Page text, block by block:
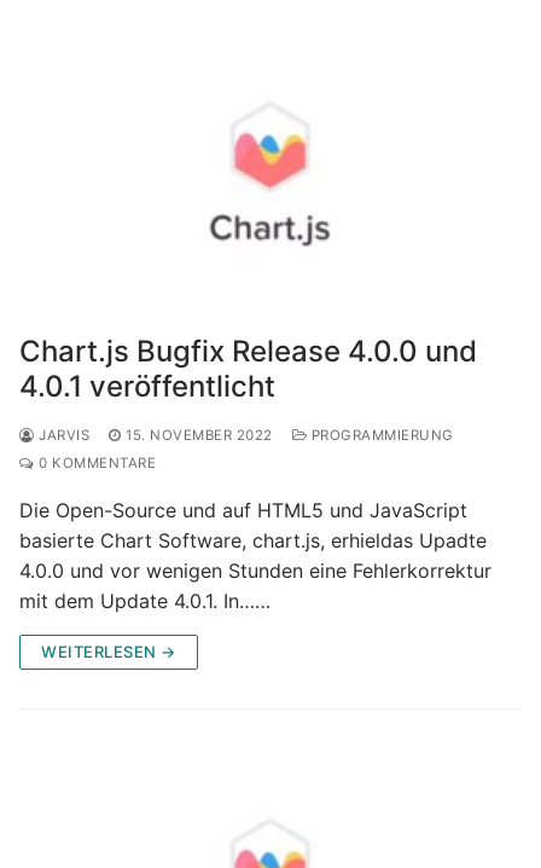
Chart.js Bugfix Release 4.0.0 und
4.0.1 veröffentlicht
JARVIS 15. NOVEMBER 2022
PROGRAMMIERUNG
0 KOMMENTARE
Die Open-Source und auf HTML5 und JavaScript
basierte Chart Software, chart.js, erhieldas Upadte
4.0.0 und vor wenigen Stunden eine Fehlerkorrektur
mit dem Update 4.0.1. In……
WEITERLESEN →